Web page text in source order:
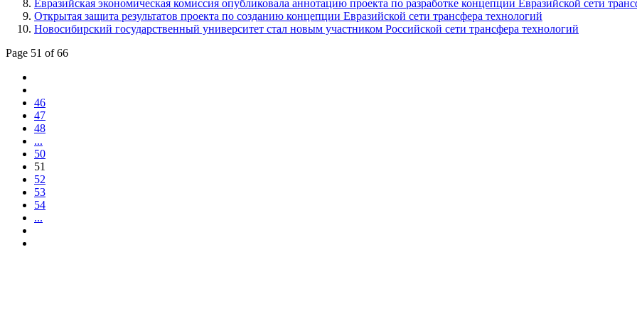
Евразийская экономическая комиссия опубликовала аннотацию проекта по разработке концепции Евразийской сети
Открытая защита результатов проекта по созданию концепции Евразийской сети трансфера технологий
Новосибирский государственный университет стал новым участником Российской сети трансфера технологий
Page 51 of 66
46
47
48
...
50
51
52
53
54
...